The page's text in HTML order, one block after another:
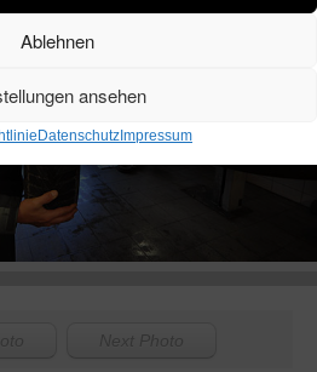
Ablehnen
ansehen
Datenschutz Impressum
Next Photo